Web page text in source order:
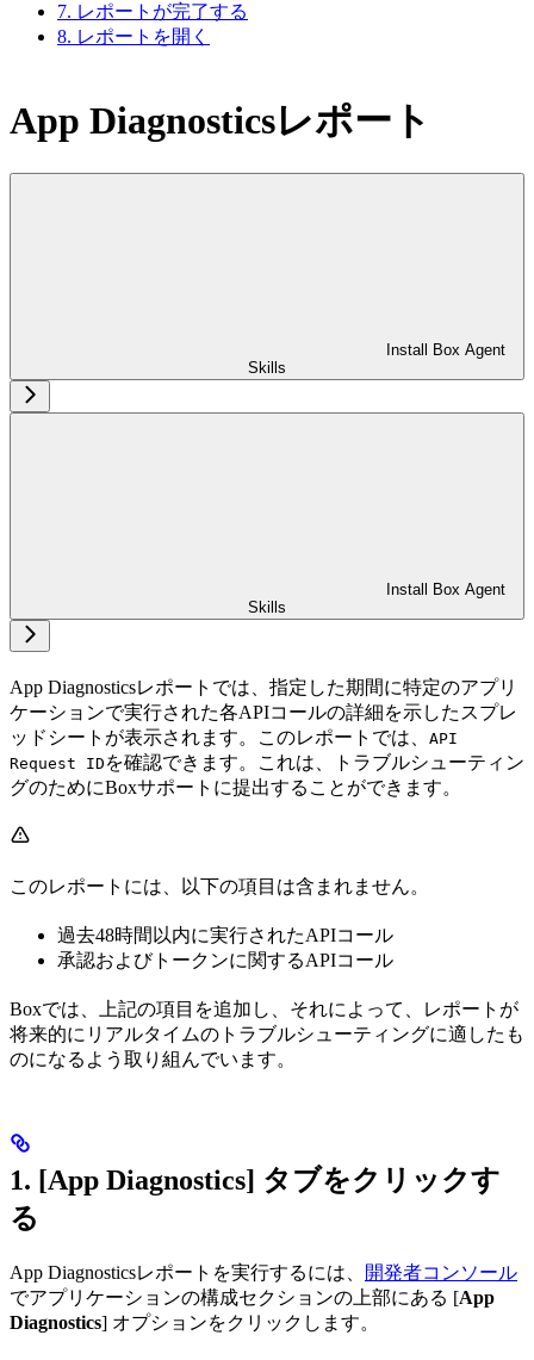
7. レポートが完了する
8. レポートを開く
App Diagnosticsレポート
Install Box Agent
Skills
Install Box Agent
Skills
App Diagnosticsレポートでは、指定した期間に特定のアプリ
ケーションで実行された各APIコールの詳細を示したスプレ
ッドシートが表示されます。このレポートでは、 API
Request ID を確認できます。これは、トラブルシューティン
グのためにBoxサポートに提出することができます。
このレポートには、以下の項目は含まれません。
過去48時間以内に実行されたAPIコール
承認およびトークンに関するAPIコール
Boxでは、上記の項目を追加し、それによって、レポートが
将来的にリアルタイムのトラブルシューティングに適したも
のになるよう取り組んでいます。
1. [App Diagnostics] タブをクリックす
る
App Diagnosticsレポートを実行するには、
開発者コンソール
でアプリケーションの構成セクションの上部にある [App
Diagnostics] オプションをクリックします。